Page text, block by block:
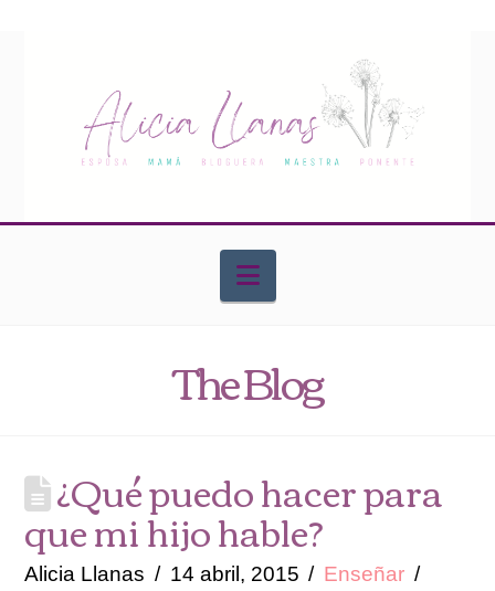
Navigation
The Blog
¿Qué puedo hacer para
que mi hijo hable?
Alicia Llanas 14 abril, 2015
Enseñar